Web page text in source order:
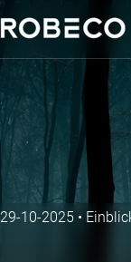
29-10-2025 •